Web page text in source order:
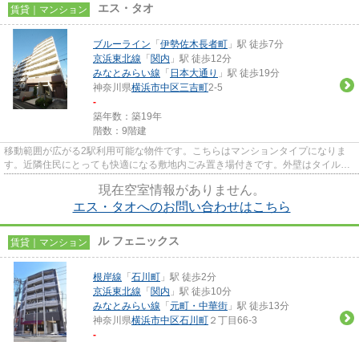
賃貸｜マンション エス・タオ
ブルーライン 「 伊勢佐木長者町 」駅 徒歩7分
京浜東北線 「 関内 」駅 徒歩12分
みなとみらい線 「 日本大通り 」駅 徒歩19分
神奈川県横浜市中区三吉町2-5
-
築年数：築19年
階数：9階建
移動範囲が広がる2駅利用可能な物件です。こちらはマンションタイプになりま
す。近隣住民にとっても快適になる敷地内ごみ置き場付きです。外壁はタイル張
現在空室情報がありません。
エス・タオへのお問い合わせはこちら
賃貸｜マンション ル フェニックス
根岸線 「 石川町 」駅 徒歩2分
京浜東北線 「 関内 」駅 徒歩10分
みなとみらい線 「 元町・中華街 」駅 徒歩13分
神奈川県横浜市中区石川町 ２丁目66-3
-